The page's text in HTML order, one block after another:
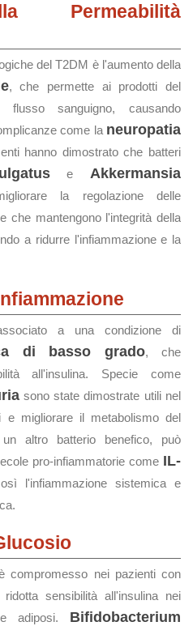
Permeabilità
del T2DM è l'aumento della
, che permette ai prodotti del
sanguigno, causando
come la neuropatia
hanno dimostrato che batteri
e Akkermansia
la regolazione delle
che mantengono l'integrità della
a ridurre l'infiammazione e la
a una condizione di
di basso grado, che
all'insulina. Specie come
sono state dimostrate utili nel
e migliorare il metabolismo del
altro batterio benefico, può
pro-infiammatorie come IL-
l'infiammazione sistemica e
compromesso nei pazienti con
sensibilità all'insulina nei
adiposi. Bifidobacterium